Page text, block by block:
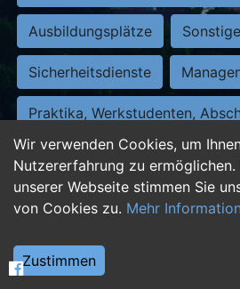
Wir verwenden Cookies, um
Nutzererfahrung zu
unserer Webseite stimmen Sie
von Cookies zu. Mehr
Zustimmen
Ausbildungsplätze
Sicherheitsdienste
Praktika, Werkstudenten,
Personalwesen Assistenz,
Hilfskräfte, Aushilfs- und
Weiterbildung, Studium, duale